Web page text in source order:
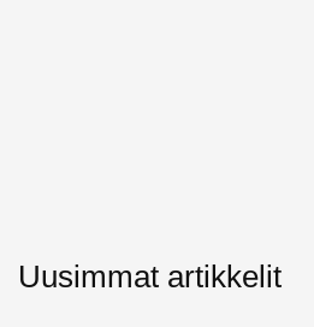
Uusimmat artikkelit